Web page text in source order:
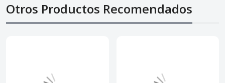
Otros Productos Recomendados